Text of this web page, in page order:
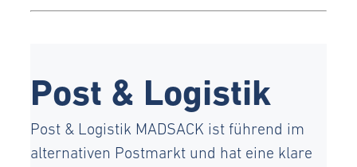
Post & Logistik
Post & Logistik MADSACK ist führend im
alternativen Postmarkt und hat eine klare